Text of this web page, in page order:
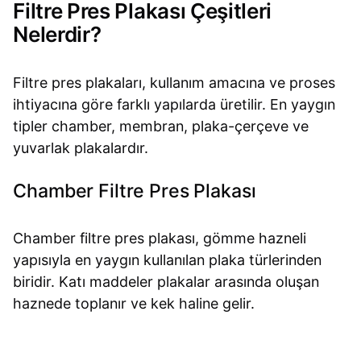
Filtre Pres Plakası Çeşitleri
Nelerdir?
Filtre pres plakaları, kullanım amacına ve proses
ihtiyacına göre farklı yapılarda üretilir. En yaygın
tipler chamber, membran, plaka-çerçeve ve
yuvarlak plakalardır.
Chamber Filtre Pres Plakası
Chamber filtre pres plakası, gömme hazneli
yapısıyla en yaygın kullanılan plaka türlerinden
biridir. Katı maddeler plakalar arasında oluşan
haznede toplanır ve kek haline gelir.